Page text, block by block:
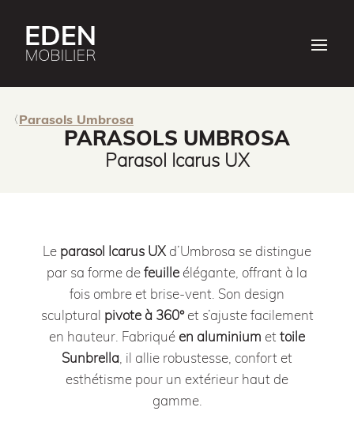
Parasols Umbrosa
PARASOLS UMBROSA
Parasol Icarus UX
Le parasol Icarus UX d’Umbrosa se distingue
par sa forme defeuille élégante, offrant à la
fois ombre et brise-vent. Son design
sculptural pivote à 360°et s’ajuste facilement
en hauteur. Fabriqué en aluminium ettoile
Sunbrella , il allie robustesse, confort et
esthétisme pour un extérieur haut de
gamme.